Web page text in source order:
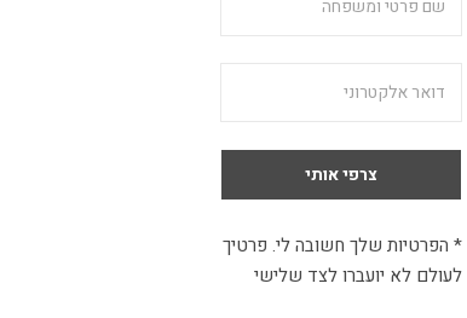
* הפרטיות שלך חשובה לי. פרטיך
לעולם לא יועברו לצד שלישי